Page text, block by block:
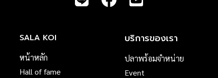
SALA KOI
หน้าหลัก
Hall of fame
บริการของเรา
ปลาพร้อมจำหน่าย
Event